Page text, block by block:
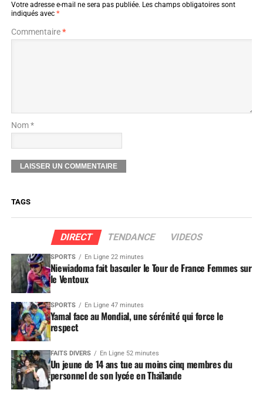
Votre adresse e-mail ne sera pas publiée. Les champs obligatoires sont
indiqués avec *
Commentaire*
Nom *
TAGS
DIRECT TENDANCE VIDEOS
SPORTS En Ligne 22 minutes
Niewiadoma fait basculer le Tour de France Femmes sur
le Ventoux
SPORTS En Ligne 47 minutes
Yamal face au Mondial, une sérénité qui force le
respect
FAITS DIVERS En Ligne 52 minutes
Un jeune de 14 ans tue au moins cinq membres du
personnel de son lycée en Thaïlande